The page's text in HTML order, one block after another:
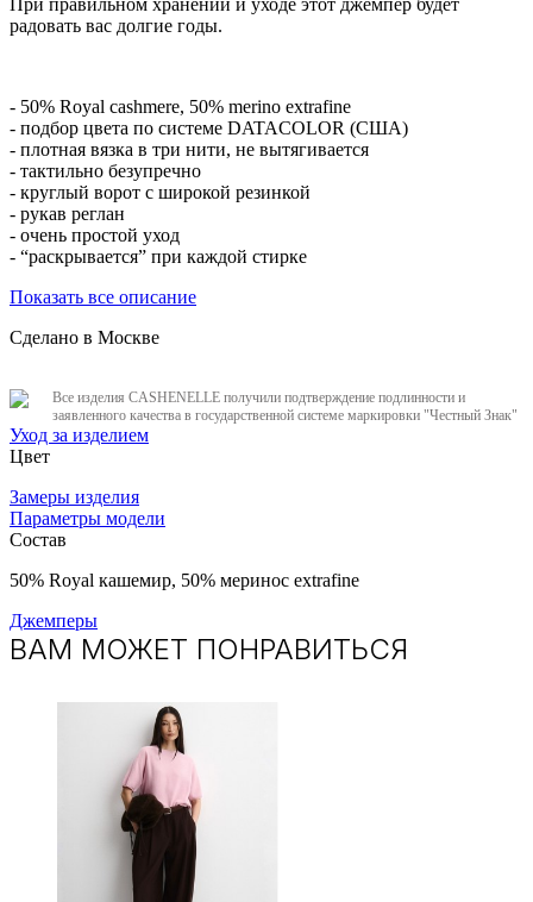
радовать вас долгие годы.
- 50% Royal cashmere, 50% merino extrafine
- подбор цвета по системе DATACOLOR (США)
- плотная вязка в три нити, не вытягивается
- тактильно безупречно
- круглый ворот с широкой резинкой
- рукав реглан
- очень простой уход
- “раскрывается” при каждой стирке
Показать все описание
Сделано в Москве
Все изделия CASHENELLE получили подтверждение подлинности и
заявленного качества в государственной системе маркировки "Честный Знак"
Уход за изделием
Цвет
Замеры изделия
Параметры модели
Состав
50% Royal кашемир, 50% меринос extrafine
Джемперы
ВАМ МОЖЕТ ПОНРАВИТЬСЯ